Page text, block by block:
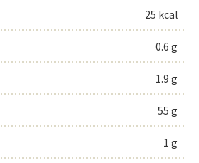
25 kcal
0.6 g
1.9 g
55 g
1 g